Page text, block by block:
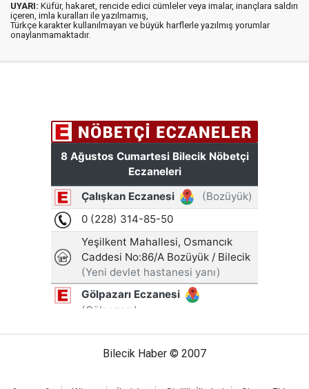
UYARI: Küfür, hakaret, rencide edici cümleler veya imalar, inançlara saldırı
içeren, imla kuralları ile yazılmamış,
Türkçe karakter kullanılmayan ve büyük harflerle yazılmış yorumlar
onaylanmamaktadır.
Bilecik Haber © 2007